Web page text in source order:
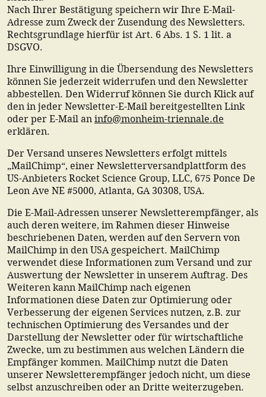
Nach Ihrer Bestätigung speichern wir Ihre E-Mail-
Adresse zum Zweck der Zusendung des Newsletters.
Rechtsgrundlage hierfür ist Art. 6 Abs. 1 S. 1 lit. a
DSGVO.
Ihre Einwilligung in die Übersendung des Newsletters
können Sie jederzeit widerrufen und den Newsletter
abbestellen. Den Widerruf können Sie durch Klick auf
den in jeder Newsletter-E-Mail bereitgestellten Link
oder per E-Mail an info@monheim-triennale.de
erklären.
Der Versand unseres Newsletters erfolgt mittels
„MailChimp“, einer Newsletterversandplattform des
US-Anbieters Rocket Science Group, LLC, 675 Ponce De
Leon Ave NE #5000, Atlanta, GA 30308, USA.
Die E-Mail-Adressen unserer Newsletterempfänger, als
auch deren weitere, im Rahmen dieser Hinweise
beschriebenen Daten, werden auf den Servern von
MailChimp in den USA gespeichert. MailChimp
verwendet diese Informationen zum Versand und zur
Auswertung der Newsletter in unserem Auftrag. Des
Weiteren kann MailChimp nach eigenen
Informationen diese Daten zur Optimierung oder
Verbesserung der eigenen Services nutzen, z.B. zur
technischen Optimierung des Versandes und der
Darstellung der Newsletter oder für wirtschaftliche
Zwecke, um zu bestimmen aus welchen Ländern die
Empfänger kommen. MailChimp nutzt die Daten
unserer Newsletterempfänger jedoch nicht, um diese
selbst anzuschreiben oder an Dritte weiterzugeben.